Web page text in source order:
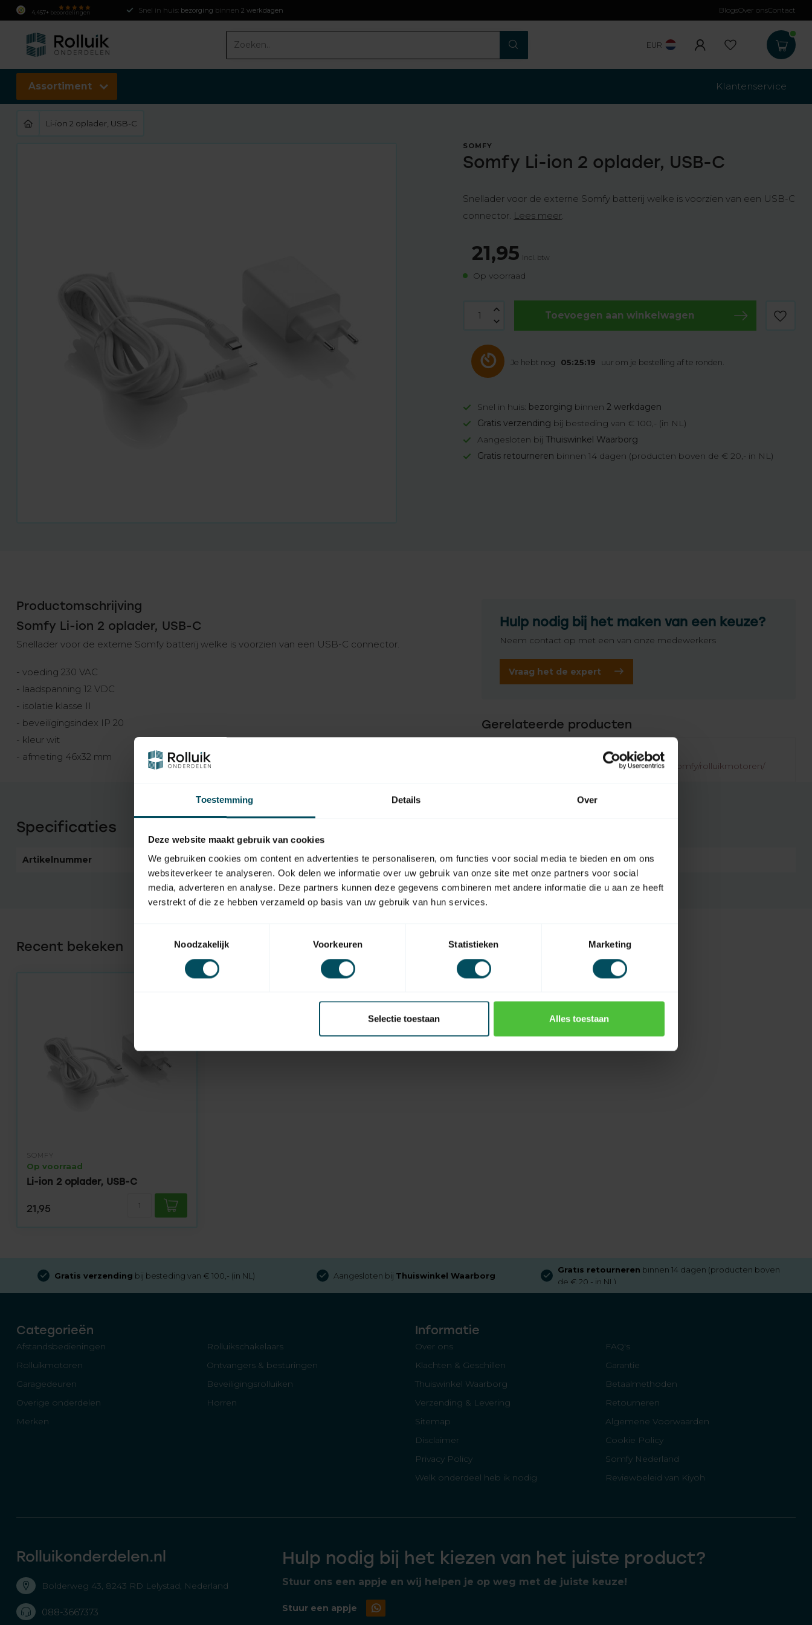
Toestemming Details Over
Deze website maakt gebruik van cookies
We gebruiken cookies om content en advertenties te personaliseren, om functies voor social media te bieden en om ons
websiteverkeer te analyseren. Ook delen we informatie over uw gebruik van onze site met onze partners voor social
media, adverteren en analyse. Deze partners kunnen deze gegevens combineren met andere informatie die u aan ze heeft
verstrekt of die ze hebben verzameld op basis van uw gebruik van hun services.
Noodzakelijk
Voorkeuren Statistieken Marketing
Selectie toestaan Alles toestaan
4.457+ beoordelingen Snel in huis: bezorging binnen 2 werkdagen Gratis verzending
BlogsOver onsContact
EUR
Assortiment Klantenservice
Li-ion 2 oplader, USB-C
SOMFY
Somfy Li-ion 2 oplader, USB-C
Snellader voor de externe Somfy batterij welke is voorzien van een USB-C
connector. Lees meer.
21,95 Incl. btw
Op voorraad
Toevoegen aan winkelwagen
Je hebt nog 05:25:18 uur om je bestelling af te ronden.
Snel in huis: bezorging binnen2 werkdagen
Gratis verzending bij besteding van € 100,- (in NL)
Aangesloten bijThuiswinkel Waarborg
Gratis retourneren binnen 14 dagen (producten boven de € 20,- in NL)
Productomschrijving
Somfy Li-ion 2 oplader, USB-C
Snellader voor de externe Somfy batterij welke is voorzien van een USB-C connector.
- voeding 230 VAC
- laadspanning 12 VDC
- isolatie klasse II
- beveiligingsindex IP 20
- kleur wit
- afmeting 46x32 mm
Hulp nodig bij het maken van een keuze?
Neem contact op met een van onze medewerkers
Vraag het de expert
Gerelateerde producten
https://www.rolluikonderdelen.nl/nl/merken/somfy/rolluikmotoren/
Specificaties
Artikelnummer 6190 SKU 9028921
Recent bekeken
SOMFY
Op voorraad
Li-ion 2 oplader, USB-C
21,95
Gratis verzending bij besteding van € 100,- (in NL) Aangesloten bij Thuiswinkel Waarborg
Gratis retourneren binnen 14 dagen (producten boven
de € 20,- in NL)
Categorieën
Afstandsbedieningen
Rolluikschakelaars
Rolluikmotoren
Ontvangers & besturingen
Garagedeuren
Beveiligingsrolluiken
Overige onderdelen
Horren
Merken
Informatie
Over ons
FAQ's
Klachten & Geschillen
Garantie
Thuiswinkel Waarborg
Betaalmethoden
Verzending & Levering
Retourneren
Sitemap
Algemene Voorwaarden
Disclaimer
Cookie Policy
Privacy Policy
Somfy Nederland
Welk onderdeel heb ik nodig
Reviewbeleid van Kiyoh
Rolluikonderdelen.nl
Bolderweg 43, 8243 RD Lelystad, Nederland
088-3667373
Hulp nodig bij het kiezen van het juiste product?
Stuur ons een appje en wij helpen je op weg met de juiste keuze!
Stuur een appje